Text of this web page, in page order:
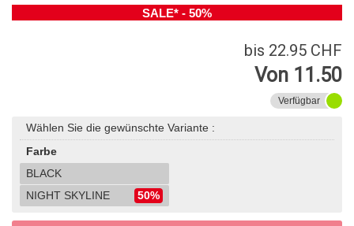
SALE* - 50%
bis 22.95 CHF
Von 11.50
Verfügbar
Wählen Sie die gewünschte Variante :
Farbe
BLACK
NIGHT SKYLINE
50%